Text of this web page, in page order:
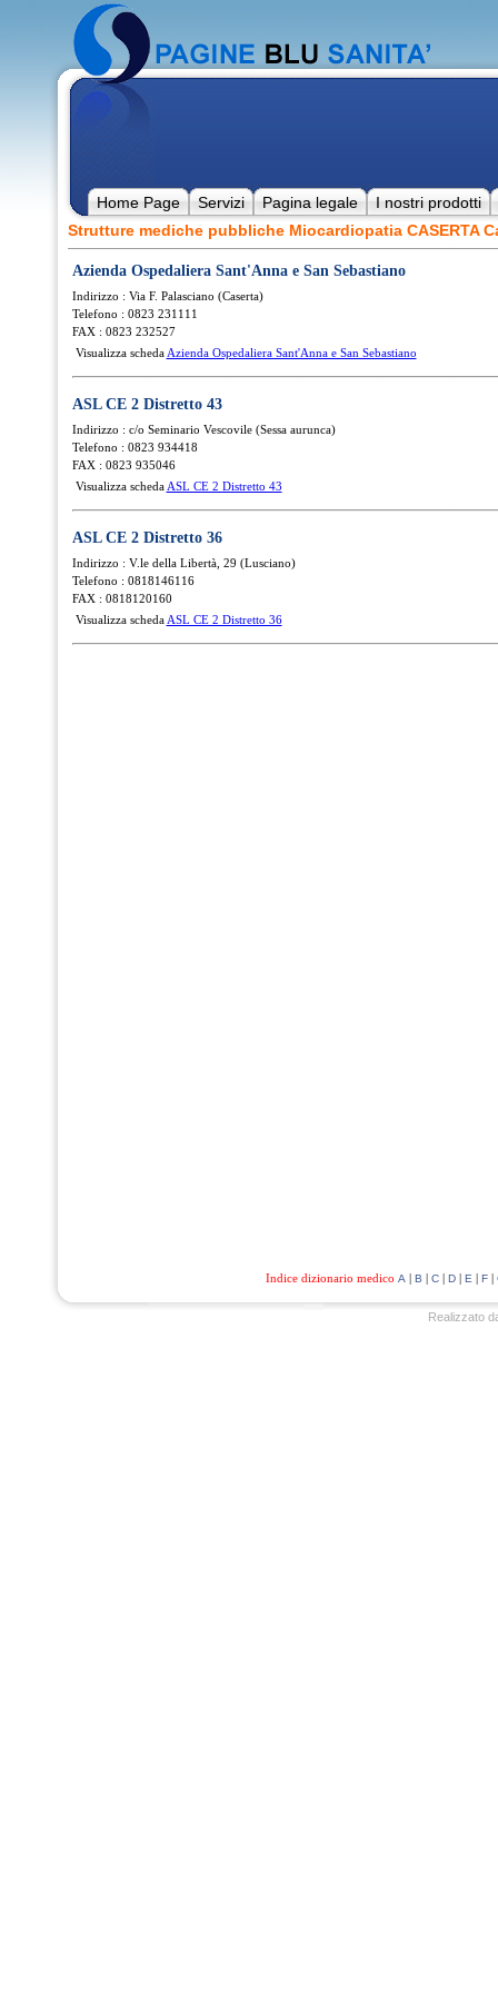
Home Page Servizi Pagina legale
I nostri prodotti
Strutture mediche pubbliche Miocardiopatia CASERTA
Azienda Ospedaliera Sant'Anna e San Sebastiano
Indirizzo : Via F. Palasciano (Caserta)
Telefono : 0823 231111
FAX : 0823 232527
Visualizza scheda Azienda Ospedaliera Sant'Anna e San Sebastiano
ASL CE 2 Distretto 43
Indirizzo : c/o Seminario Vescovile (Sessa aurunca)
Telefono : 0823 934418
FAX : 0823 935046
Visualizza scheda ASL CE 2 Distretto 43
ASL CE 2 Distretto 36
Indirizzo : V.le della Libertà, 29 (Lusciano)
Telefono : 0818146116
FAX : 0818120160
Visualizza scheda ASL CE 2 Distretto 36
Indice dizionario medico A | B | C| D| E | F|
Realizzato